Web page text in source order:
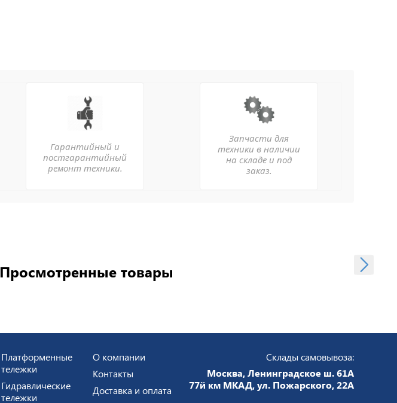
Гарантийный и
постгарантийный
ремонт техники.
Запчасти для
техники в наличии
на складе и под
заказ.
Просмотренные товары
Платформенные
тележки
Гидравлические
тележки
О компании
Контакты
Доставка и оплата
Склады самовывоза:
Москва, Ленинградское ш. 61А
77й км МКАД, ул. Пожарского, 22А